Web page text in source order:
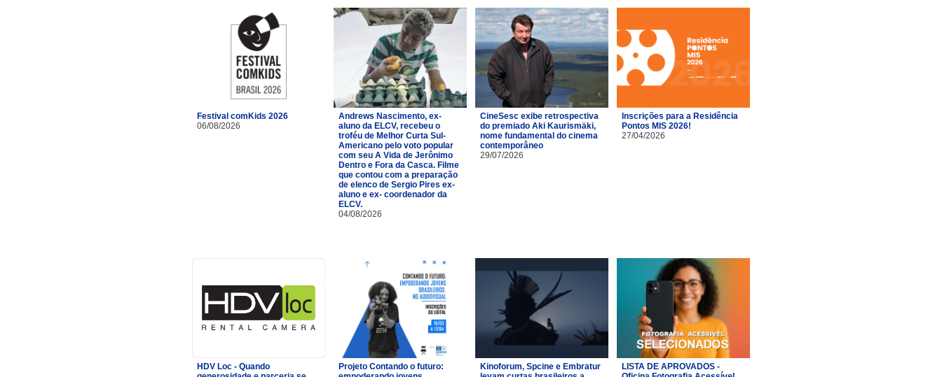
Festival comKids 2026
06/08/2026
Andrews Nascimento, ex-
aluno da ELCV, recebeu o
troféu de Melhor Curta Sul-
Americano pelo voto popular
com seu A Vida de Jerônimo
Dentro e Fora da Casca. Filme
que contou com a preparação
de elenco de Sergio Pires ex-
aluno e ex- coordenador da
ELCV.
04/08/2026
CineSesc exibe retrospectiva
do premiado Aki Kaurismäki,
nome fundamental do cinema
contemporâneo
29/07/2026
Inscrições para a Residência
Pontos MIS 2026!
27/04/2026
HDV Loc - Quando
Projeto Contando o futuro:
Kinoforum, Spcine e Embratur
LISTA DE APROVADOS -